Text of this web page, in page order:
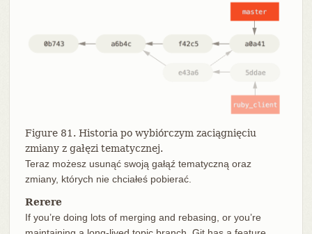
Figure 81. Historia po wybiórczym zaciągnięciu
zmiany z gałęzi tematycznej.
Teraz możesz usunąć swoją gałąź tematyczną oraz
zmiany, których nie chciałeś pobierać.
Rerere
If you’re doing lots of merging and rebasing, or you’re